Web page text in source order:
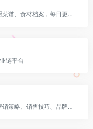
餐饮业交流学习平台，提供专业大厨菜谱、食材档案，每日更新餐饮资讯和业内动态。
链平台
专注于营销领域的专业平台，提供营销策略、销售技巧、品牌管理、新媒体运营等内容，旨在帮助企业和营销人员提升营销能力和市场竞争力.